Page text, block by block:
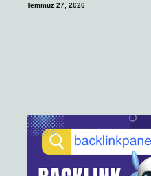
Temmuz 27, 2026